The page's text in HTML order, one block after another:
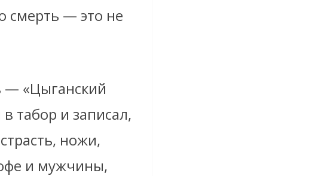
смерть — это не
— «Цыганский
табор и записал,
ножи,
и мужчины,